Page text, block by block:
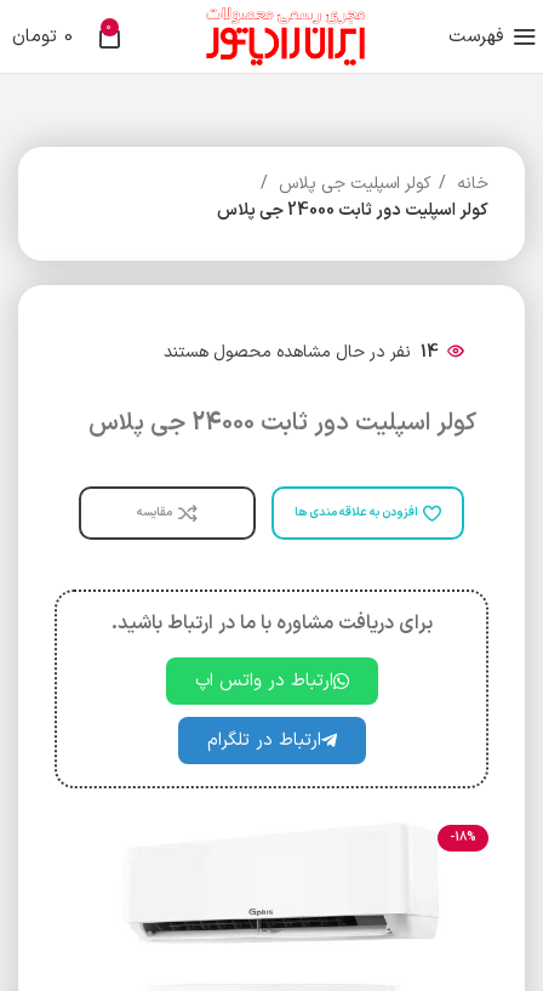
فهرست 0 تومان
خانه
کولر اسپلیت جی پلاس
کولر اسپلیت دور ثابت 24000 جی پلاس
14 نفر در حال مشاهده محصول هستند
کولر اسپلیت دور ثابت 24000 جی پلاس
افزودن به علاقه مندی ها مقایسه
برای دریافت مشاوره با ما در ارتباط باشید.
ارتباط در واتس اپ
ارتباط در تلگرام
-18%